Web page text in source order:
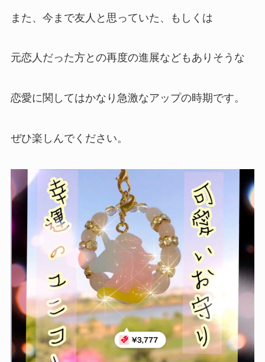
また、今まで友人と思っていた、もしくは
元恋人だった方との再度の進展などもありそうな
恋愛に関してはかなり急激なアップの時期です。
ぜひ楽しんでください。